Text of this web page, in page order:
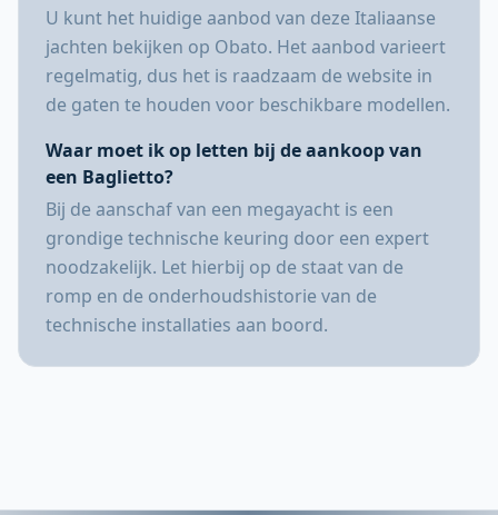
U kunt het huidige aanbod van deze Italiaanse
jachten bekijken op Obato. Het aanbod varieert
regelmatig, dus het is raadzaam de website in
de gaten te houden voor beschikbare modellen.
Waar moet ik op letten bij de aankoop van
een Baglietto?
Bij de aanschaf van een megayacht is een
grondige technische keuring door een expert
noodzakelijk. Let hierbij op de staat van de
romp en de onderhoudshistorie van de
technische installaties aan boord.